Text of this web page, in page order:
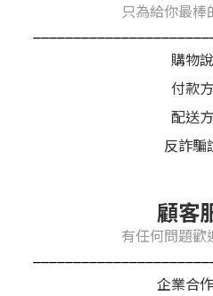
只為給你最棒
購物
付款
配送
反詐騙
顧客
有任何問題歡
企業合